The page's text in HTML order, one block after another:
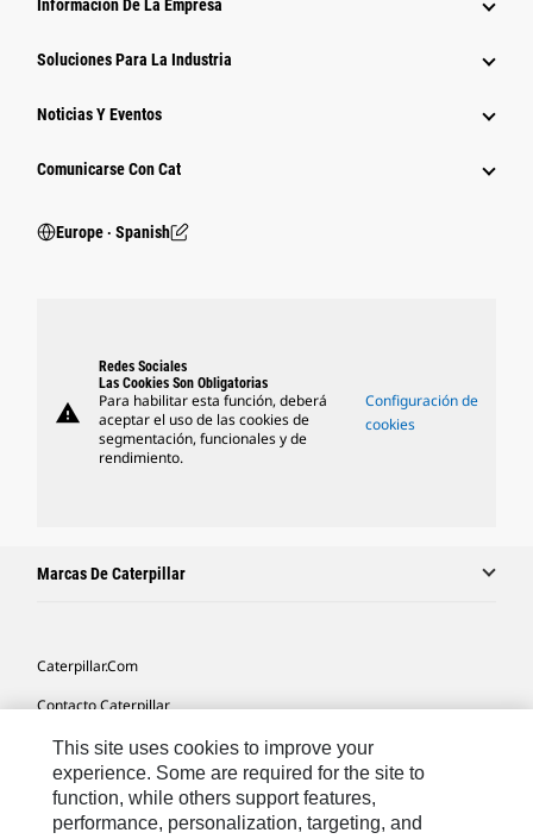
Información De La Empresa
Soluciones Para La Industria
Noticias Y Eventos
Comunicarse Con Cat
Europe ‧ Spanish
warning
Redes Sociales
Las Cookies Son Obligatorias
Para habilitar esta función, deberá
aceptar el uso de las cookies de
segmentación, funcionales y de
rendimiento.
Configuración de
cookies
Marcas De Caterpillar
Caterpillar.com
Contacto Caterpillar
Mis Preferencias De Marketing
Mapa Del Sitio
Cookie Settings
This site uses cookies to improve your
experience. Some are required for the site to
function, while others support features,
performance, personalization, targeting, and